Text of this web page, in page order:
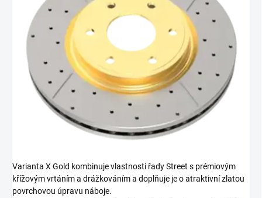
Varianta X Gold kombinuje vlastnosti řady Street s prémiovým
křížovým vrtáním a drážkováním a doplňuje je o atraktivní zlatou
povrchovou úpravu náboje.